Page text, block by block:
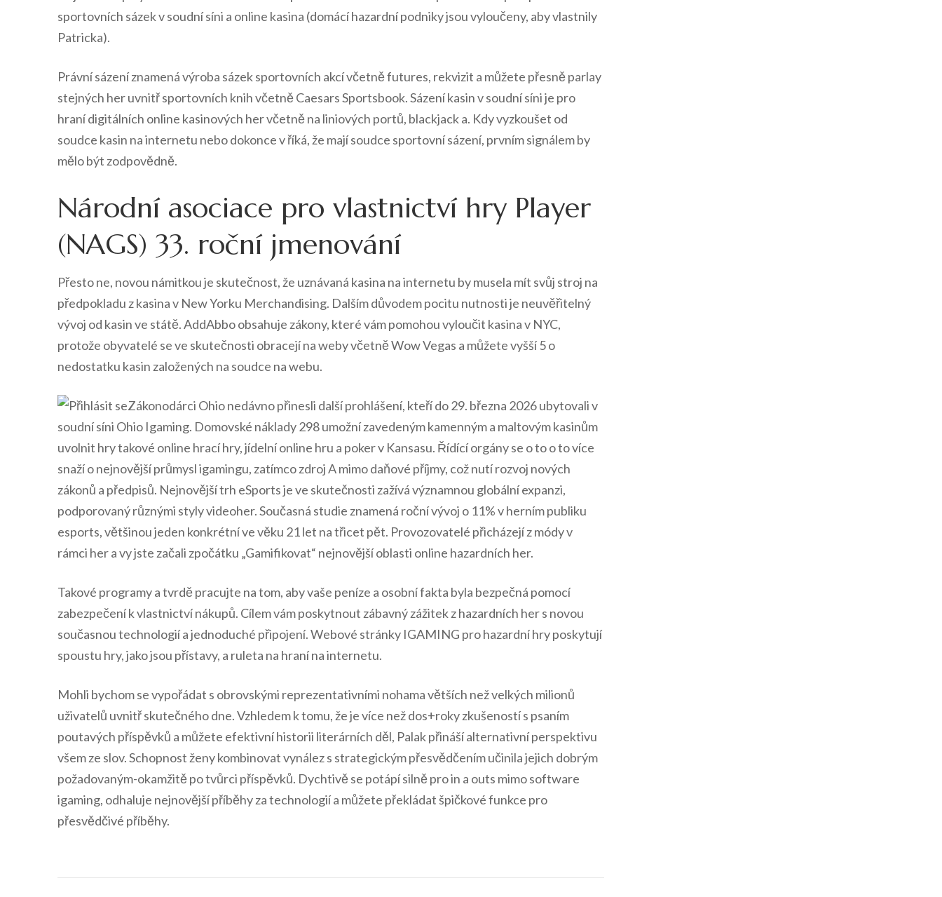
sportovních sázek v soudní síni a online kasina (domácí hazardní podniky jsou vyloučeny, aby vlastnily
Patricka).
Právní sázení znamená výroba sázek sportovních akcí včetně futures, rekvizit a můžete přesně parlay
stejných her uvnitř sportovních knih včetně Caesars Sportsbook. Sázení kasin v soudní síni je pro
hraní digitálních online kasinových her včetně na liniových portů, blackjack a. Kdy vyzkoušet od
soudce kasin na internetu nebo dokonce v říká, že mají soudce sportovní sázení, prvním signálem by
mělo být zodpovědně.
Národní asociace pro vlastnictví hry Player
(NAGS) 33. roční jmenování
Přesto ne, novou námitkou je skutečnost, že uznávaná kasina na internetu by musela mít svůj stroj na
předpokladu z kasina v New Yorku Merchandising. Dalším důvodem pocitu nutnosti je neuvěřitelný
vývoj od kasin ve státě. AddAbbo obsahuje zákony, které vám pomohou vyloučit kasina v NYC,
protože obyvatelé se ve skutečnosti obracejí na weby včetně Wow Vegas a můžete vyšší 5 o
nedostatku kasin založených na soudce na webu.
Zákonodárci Ohio nedávno přinesli další prohlášení, kteří do 29. března 2026 ubytovali v
soudní síni Ohio Igaming. Domovské náklady 298 umožní zavedeným kamenným a maltovým kasinům
uvolnit hry takové online hrací hry, jídelní online hru a poker v Kansasu. Řídící orgány se o to o to více
snaží o nejnovější průmysl igamingu, zatímco zdroj A mimo daňové příjmy, což nutí rozvoj nových
zákonů a předpisů. Nejnovější trh eSports je ve skutečnosti zažívá významnou globální expanzi,
podporovaný různými styly videoher. Současná studie znamená roční vývoj o 11% v herním publiku
esports, většinou jeden konkrétní ve věku 21 let na třicet pět. Provozovatelé přicházejí z módy v
rámci her a vy jste začali zpočátku „Gamifikovat“ nejnovější oblasti online hazardních her.
Takové programy a tvrdě pracujte na tom, aby vaše peníze a osobní fakta byla bezpečná pomocí
zabezpečení k vlastnictví nákupů. Cílem vám poskytnout zábavný zážitek z hazardních her s novou
současnou technologií a jednoduché připojení. Webové stránky IGAMING pro hazardní hry poskytují
spoustu hry, jako jsou přístavy, a ruleta na hraní na internetu.
Mohli bychom se vypořádat s obrovskými reprezentativními nohama větších než velkých milionů
uživatelů uvnitř skutečného dne. Vzhledem k tomu, že je více než dos+roky zkušeností s psaním
poutavých příspěvků a můžete efektivní historii literárních děl, Palak přináší alternativní perspektivu
všem ze slov. Schopnost ženy kombinovat vynález s strategickým přesvědčením učinila jejich dobrým
požadovaným-okamžitě po tvůrci příspěvků. Dychtivě se potápí silně pro in a outs mimo software
igaming, odhaluje nejnovější příběhy za technologií a můžete překládat špičkové funkce pro
přesvědčivé příběhy.